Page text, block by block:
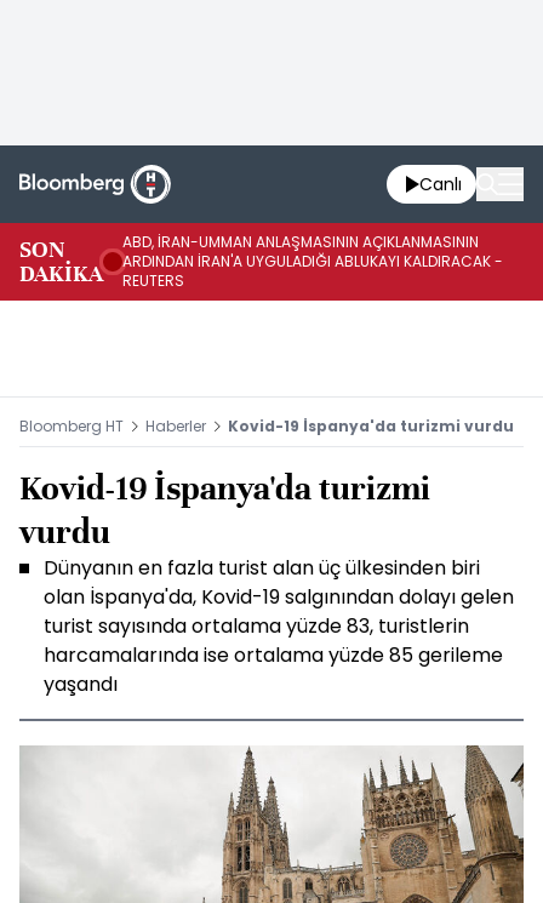
Canlı
SON
DAKİKA
ABD, İRAN-UMMAN ANLAŞMASININ AÇIKLANMASININ
ARDINDAN İRAN'A UYGULADIĞI ABLUKAYI KALDIRACAK -
REUTERS
Bloomberg HT Haberler Kovid-19 İspanya'da turizmi vurdu
Kovid-19 İspanya'da turizmi
vurdu
Dünyanın en fazla turist alan üç ülkesinden biri
olan İspanya'da, Kovid-19 salgınından dolayı gelen
turist sayısında ortalama yüzde 83, turistlerin
harcamalarında ise ortalama yüzde 85 gerileme
yaşandı